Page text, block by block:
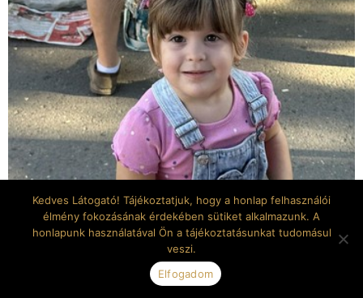
Kedves Látogató! Tájékoztatjuk, hogy a honlap felhasználói
élmény fokozásának érdekében sütiket alkalmazunk. A
honlapunk használatával Ön a tájékoztatásunkat tudomásul
veszi.
Elfogadom